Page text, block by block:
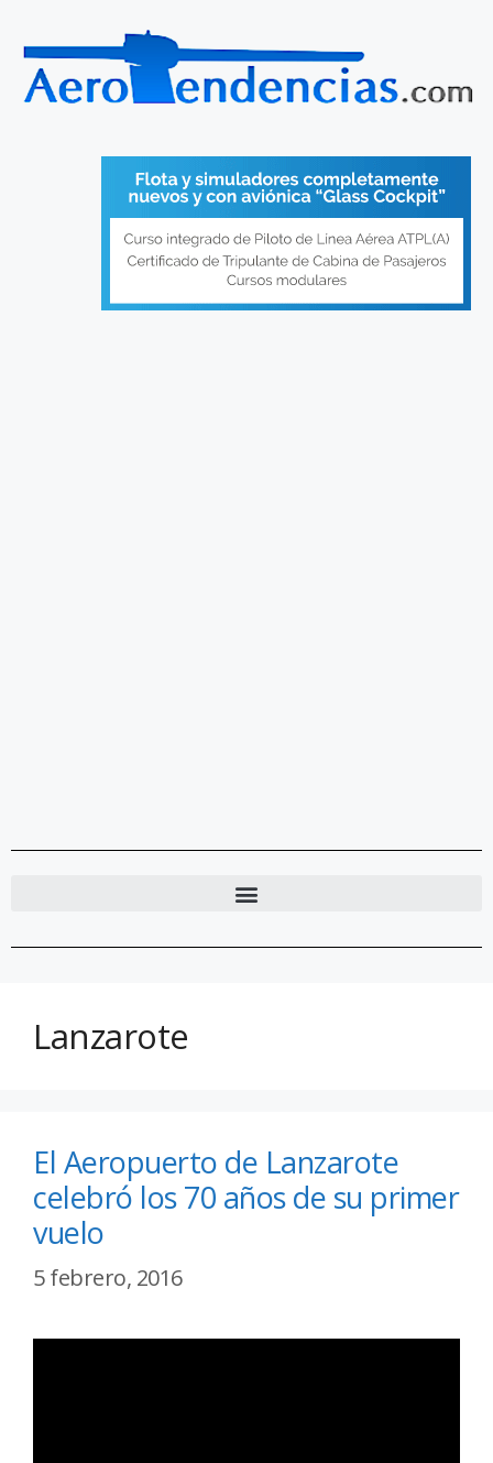
Lanzarote
El Aeropuerto de Lanzarote
celebró los 70 años de su primer
vuelo
5 febrero, 2016